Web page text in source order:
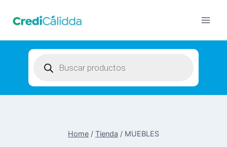
search
Home / Tienda / MUEBLES